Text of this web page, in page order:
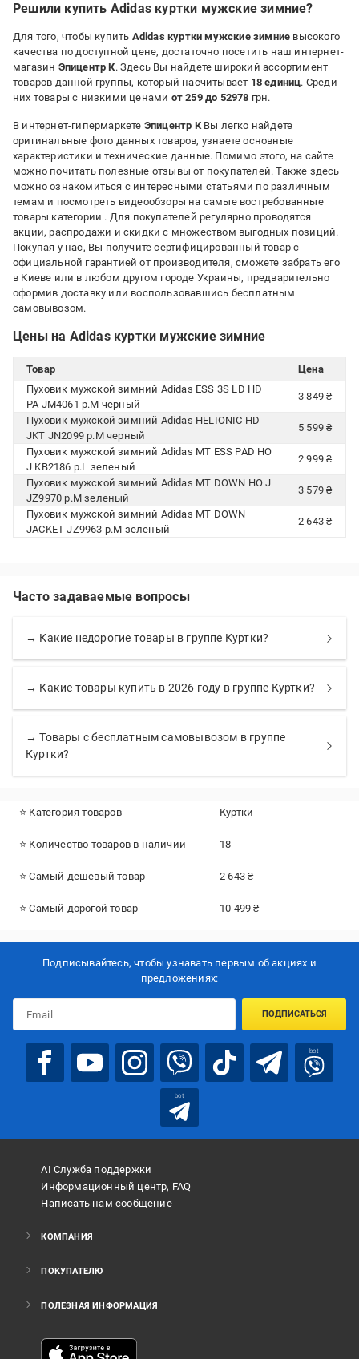
Решили купить Adidas куртки мужские зимние?
Для того, чтобы купить Adidas куртки мужские зимние высокого
качества по доступной цене, достаточно посетить наш интернет-
магазин Эпицентр К. Здесь Вы найдете широкий ассортимент
товаров данной группы, который насчитывает 18 единиц. Среди
них товары с низкими ценами от 259 до 52978 грн.
В интернет-гипермаркете Эпицентр КВы легко найдете
оригинальные фото данных товаров, узнаете основные
характеристики и технические данные. Помимо этого, на сайте
можно почитать полезные отзывы от покупателей. Также здесь
можно ознакомиться с интересными статьями по различным
темам и посмотреть видеообзоры на самые востребованные
товары категории . Для покупателей регулярно проводятся
акции, распродажи и скидки с множеством выгодных позиций.
Покупая у нас, Вы получите сертифицированный товар с
официальной гарантией от производителя, сможете забрать его
в Киеве или в любом другом городе Украины, предварительно
оформив доставку или воспользовавшись бесплатным
самовывозом.
Цены на Adidas куртки мужские зимние
Товар
Цена
Пуховик мужской зимний Adidas ESS 3S LD HD
PA JM4061 р.M черный
3 849 ₴
Пуховик мужской зимний Adidas HELIONIC HD
JKT JN2099 р.M черный
5 599 ₴
Пуховик мужской зимний Adidas MT ESS PAD HO
J KB2186 р.L зеленый
2 999 ₴
Пуховик мужской зимний Adidas MT DOWN HO J
JZ9970 р.M зеленый
3 579 ₴
Пуховик мужской зимний Adidas MT DOWN
JACKET JZ9963 р.M зеленый
2 643 ₴
Часто задаваемые вопросы
→ Какие недорогие товары в группе Куртки?
→ Какие товары купить в 2026 году в группе Куртки?
→ Товары с бесплатным самовывозом в группе
Куртки?
⭐ Категория товаров Куртки
⭐ Количество товаров в наличии 18
⭐ Самый дешевый товар 2 643 ₴
⭐ Самый дорогой товар 10 499 ₴
Подписывайтесь, чтобы узнавать первым об акцияx и
предложениях:
ПОДПИСАТЬСЯ
bot
bot
AI Служба поддержки
Информационный центр, FAQ
Написать нам сообщение
КОМПАНИЯ
ПОКУПАТЕЛЮ
ПОЛЕЗНАЯ ИНФОРМАЦИЯ